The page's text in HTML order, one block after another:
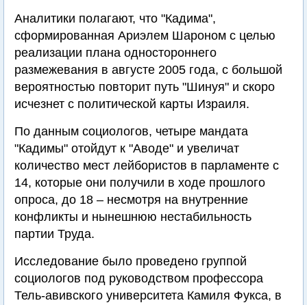
Аналитики полагают, что "Кадима",
сформированная Ариэлем Шароном с целью
реализации плана одностороннего
размежевания в августе 2005 года, с большой
вероятностью повторит путь "Шинуя" и скоро
исчезнет с политической карты Израиля.
По данным социологов, четыре мандата
"Кадимы" отойдут к "Аводе" и увеличат
количество мест лейбористов в парламенте с
14, которые они получили в ходе прошлого
опроса, до 18 – несмотря на внутренние
конфликты и нынешнюю нестабильность
партии Труда.
Исследование было проведено группой
социологов под руководством профессора
Тель-авивского университета Камиля Фукса, в